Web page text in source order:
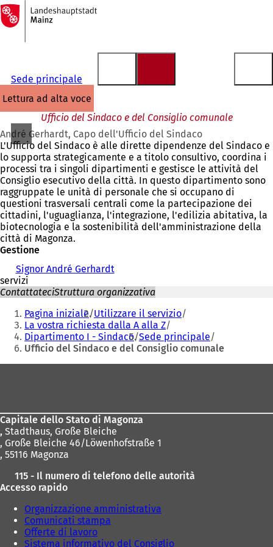
Vai al contenuto
Alla
pagina
iniziale
Sede principale
lettura ad alta voce
Ufficio del Sindaco e del Consiglio comunale
André Gerhardt, Capo dell'Ufficio del Sindaco
L'Ufficio del Sindaco è alle dirette dipendenze del Sindaco e
lo supporta strategicamente e a titolo consultivo, coordina i
processi tra i singoli dipartimenti e gestisce le attività del
Consiglio esecutivo della città. In questo dipartimento sono
raggruppate le unità di personale che si occupano di
questioni trasversali centrali come la partecipazione dei
cittadini, l'uguaglianza, l'integrazione, l'edilizia abitativa, la
biotecnologia e la sostenibilità dell'amministrazione della
città di Magonza.
Gestione
Signor André Gerhardt
servizi
ContattateciStruttura organizzativa
Siete
qui:
Pagina iniziale Utilizzare il servizio
La vostra richiesta dalla A alla Z
Dipartimento I - Sindaco Sede principale
Ufficio del Sindaco e del Consiglio comunale
Capitale dello Stato di Magonza
, Stadthaus, Große Bleiche
, Große Bleiche 46/Löwenhofstraße 1
, 55116 Magonza
115 - Il numero di telefono delle autorità
Accesso rapido
Organizzazione amministrativa
Comunicati stampa
Offerte di lavoro
Sistema informativo del Consiglio